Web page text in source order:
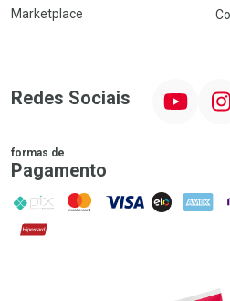
Marketplace
Redes Sociais
formas de
Pagamento
PIX MasterCard
VISA ELO AMEX
Hipercard
Promoção em